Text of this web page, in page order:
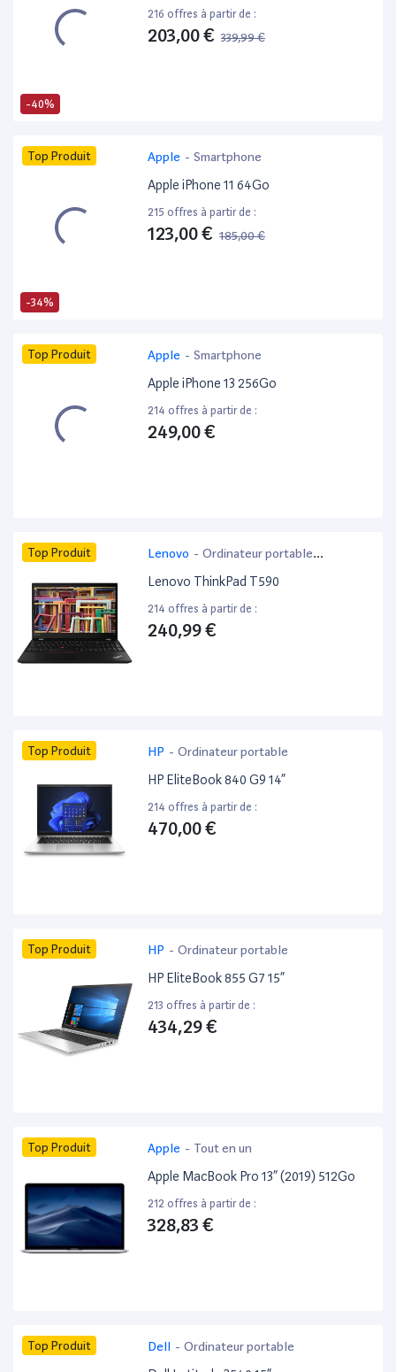
-40%
216 offres à partir de :
203,00 € 339,99 €
-34%
Top Produit Apple - Smartphone
Apple iPhone 11 64Go
215 offres à partir de :
123,00 € 185,00 €
Top Produit Apple - Smartphone
Apple iPhone 13 256Go
214 offres à partir de :
249,00 €
Top Produit Lenovo - Ordinateur portable
bureautique
Lenovo ThinkPad T590
214 offres à partir de :
240,99 €
Top Produit HP - Ordinateur portable
HP EliteBook 840 G9 14”
214 offres à partir de :
470,00 €
Top Produit HP - Ordinateur portable
HP EliteBook 855 G7 15”
213 offres à partir de :
434,29 €
Top Produit Apple - Tout en un
Apple MacBook Pro 13” (2019) 512Go
212 offres à partir de :
328,83 €
Top Produit Dell - Ordinateur portable